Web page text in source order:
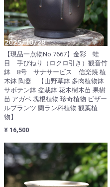
【現品一点物No.7667】金彩 蛙
目 手びねり（ロクロ引き）観音竹
鉢 8号 サナサービス 信楽焼 植
木鉢 陶器 【山野草鉢 多肉植物鉢
サボテン鉢 盆栽鉢 花木樹木苗 果樹
苗 アガベ 塊根植物 珍奇植物 ビザー
ルプランツ 蘭ラン科植物 観葉植
物】
¥ 16,500